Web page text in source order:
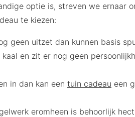
optie is, streven we ernaar
te kiezen:
geen uitzet dan kunnen basis
en zit er nog geen
in dan kan een tuin cadeau een
eromheen is behoorlijk